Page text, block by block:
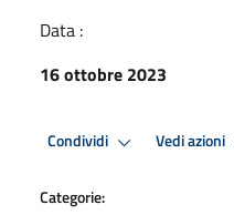
Data :
16 ottobre 2023
Condividi Vedi azioni
Categorie: